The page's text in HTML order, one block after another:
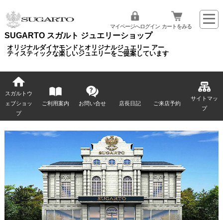
SUGARTO スガルト ジュエリーショップ
オリジナルダイヤモンドとオリジナルジュエリー アー
ティスティックな楽しいジュエリーをご提案しています
マイページへログイン カートをみる
スガルトウ
ェブショッ
プ
ご利用案内 お問い合せ 店長日記 ご来店予約
サイトマッ
プ